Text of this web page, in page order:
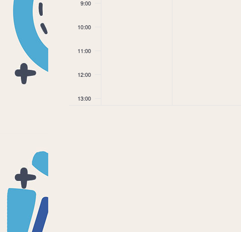
9:00
10:00
11:00
12:00
13:00